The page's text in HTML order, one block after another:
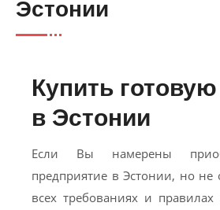
Эстонии
Купить
в Эстонии
Если Вы намерены
предприятие в Эстонии, но не
всех требованиях и